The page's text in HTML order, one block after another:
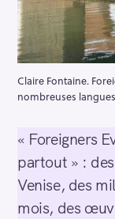
Claire Fontaine.
nombreuses
« Foreigners
partout » :
Venise, des
mois, des